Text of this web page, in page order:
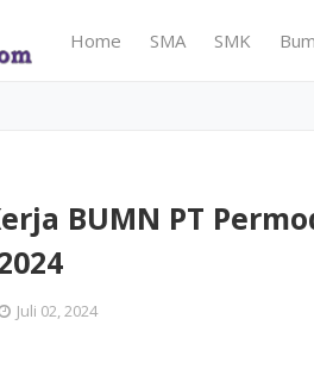
Home SMA SMK
BUMN PT
Juli 02, 2024